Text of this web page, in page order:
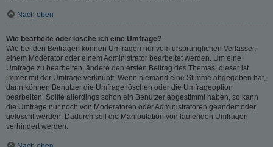
Nach oben
Wie bearbeite oder lösche ich eine Umfrage?
Wie bei den Beiträgen können Umfragen nur vom ursprünglichen Verfasser,
einem Moderator oder einem Administrator bearbeitet werden. Um eine
Umfrage zu bearbeiten, ändere den ersten Beitrag des Themas; dieser ist
immer mit der Umfrage verknüpft. Wenn niemand eine Stimme abgegeben hat,
dann können Benutzer die Umfrage löschen oder die Umfrageoption
bearbeiten. Sollte allerdings schon ein Benutzer abgestimmt haben, so kann
die Umfrage nur noch von Moderatoren oder Administratoren geändert oder
gelöscht werden. Dadurch soll die Manipulation von laufenden Umfragen
verhindert werden.